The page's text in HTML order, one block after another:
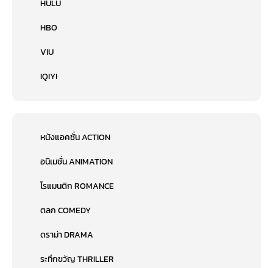
HULU
HBO
VIU
IQIYI
หนังแอคชั่น ACTION
อนิเมชั่น ANIMATION
โรแมนติก ROMANCE
ตลก COMEDY
ดราม่า DRAMA
ระทึกขวัญ THRILLER